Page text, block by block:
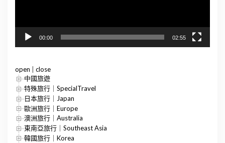
00:00 02:55
open
close
中國旅遊
特殊旅行｜SpecialTravel
日本旅行｜Japan
歐洲旅行｜Europe
澳洲旅行｜Australia
東南亞旅行｜Southeast Asia
韓國旅行｜Korea